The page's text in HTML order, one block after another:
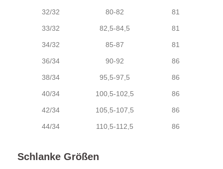
32/32 80-82 81
33/32 82,5-84,5 81
34/32 85-87 81
36/34 90-92 86
38/34 95,5-97,5 86
40/34 100,5-102,5 86
42/34 105,5-107,5 86
44/34 110,5-112,5 86
Schlanke Größen